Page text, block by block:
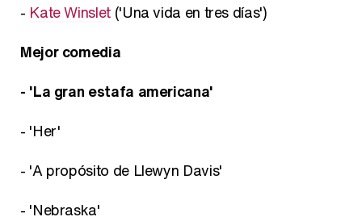
- Kate Winslet('Una vida en tres días')
Mejor comedia
- 'La gran estafa americana'
- 'Her'
- 'A propósito de Llewyn Davis'
- 'Nebraska'